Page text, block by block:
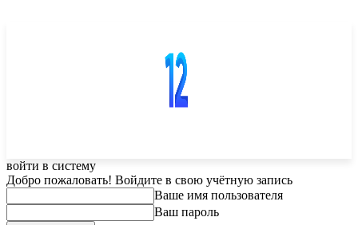
войти в систему
Добро пожаловать! Войдите в свою учётную запись
Ваше имя пользователя
Ваш пароль